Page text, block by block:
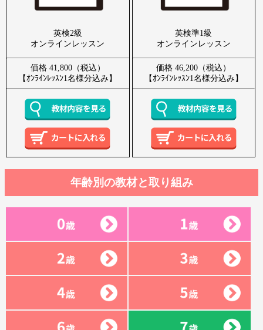
英検2級
オンラインレッスン
価格 41,800（税込）
【ｵﾝﾗｲﾝﾚｯｽﾝ1名様分込み】
英検準1級
オンラインレッスン
価格 46,200（税込）
【ｵﾝﾗｲﾝﾚｯｽﾝ1名様分込み】
年齢別の教材と取り組み